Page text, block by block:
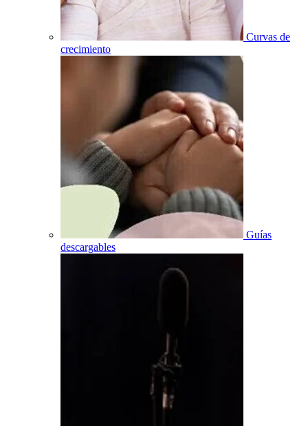
Curvas de
crecimiento
Guías
descargables